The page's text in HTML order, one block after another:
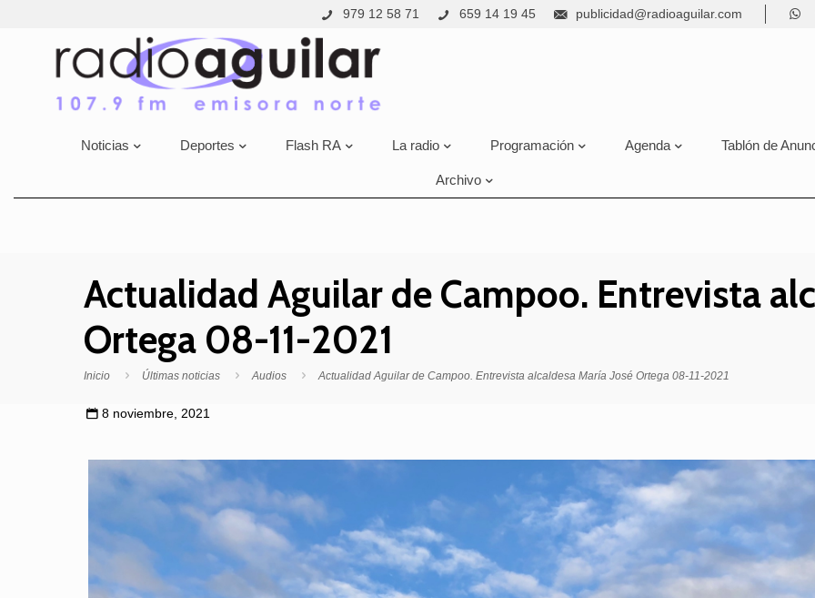
979 12 58 71 659 14 19 45 publicidad@radioaguilar.com
Noticias Deportes Flash RA La radio Programación Agenda Tablón de
Archivo
Actualidad Aguilar de Campoo. Entrevista
Ortega 08-11-2021
Inicio Últimas noticias Audios Actualidad Aguilar de Campoo. Entrevista alcaldesa María José Ortega 08-11-2021
8 noviembre, 2021